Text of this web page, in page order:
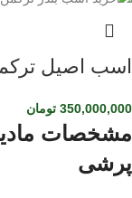
اسب اصیل
350,000,000 تومان
مشخصات
پرشی